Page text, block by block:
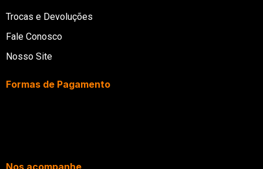
Trocas e Devoluções
Fale Conosco
Nosso Site
Formas de Pagamento
Nos acompanhe